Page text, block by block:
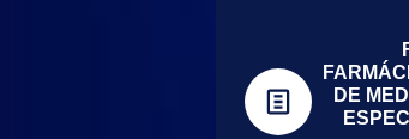
DE